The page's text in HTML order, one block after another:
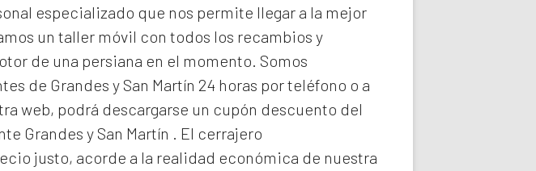
especializado que nos permite llegar a la mejor
un taller móvil con todos los recambios y
de una persiana en el momento. Somos
de Grandes y San Martín 24 horas por teléfono o a
web, podrá descargarse un cupón descuento del
Grandes y San Martín . El cerrajero
justo, acorde a la realidad económica de nuestra